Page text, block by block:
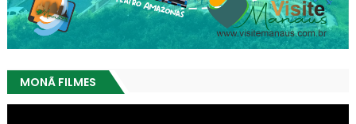
MONÃ FILMES